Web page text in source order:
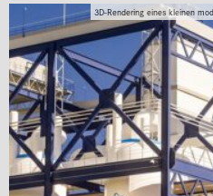
3D-Rendering eines kleinen